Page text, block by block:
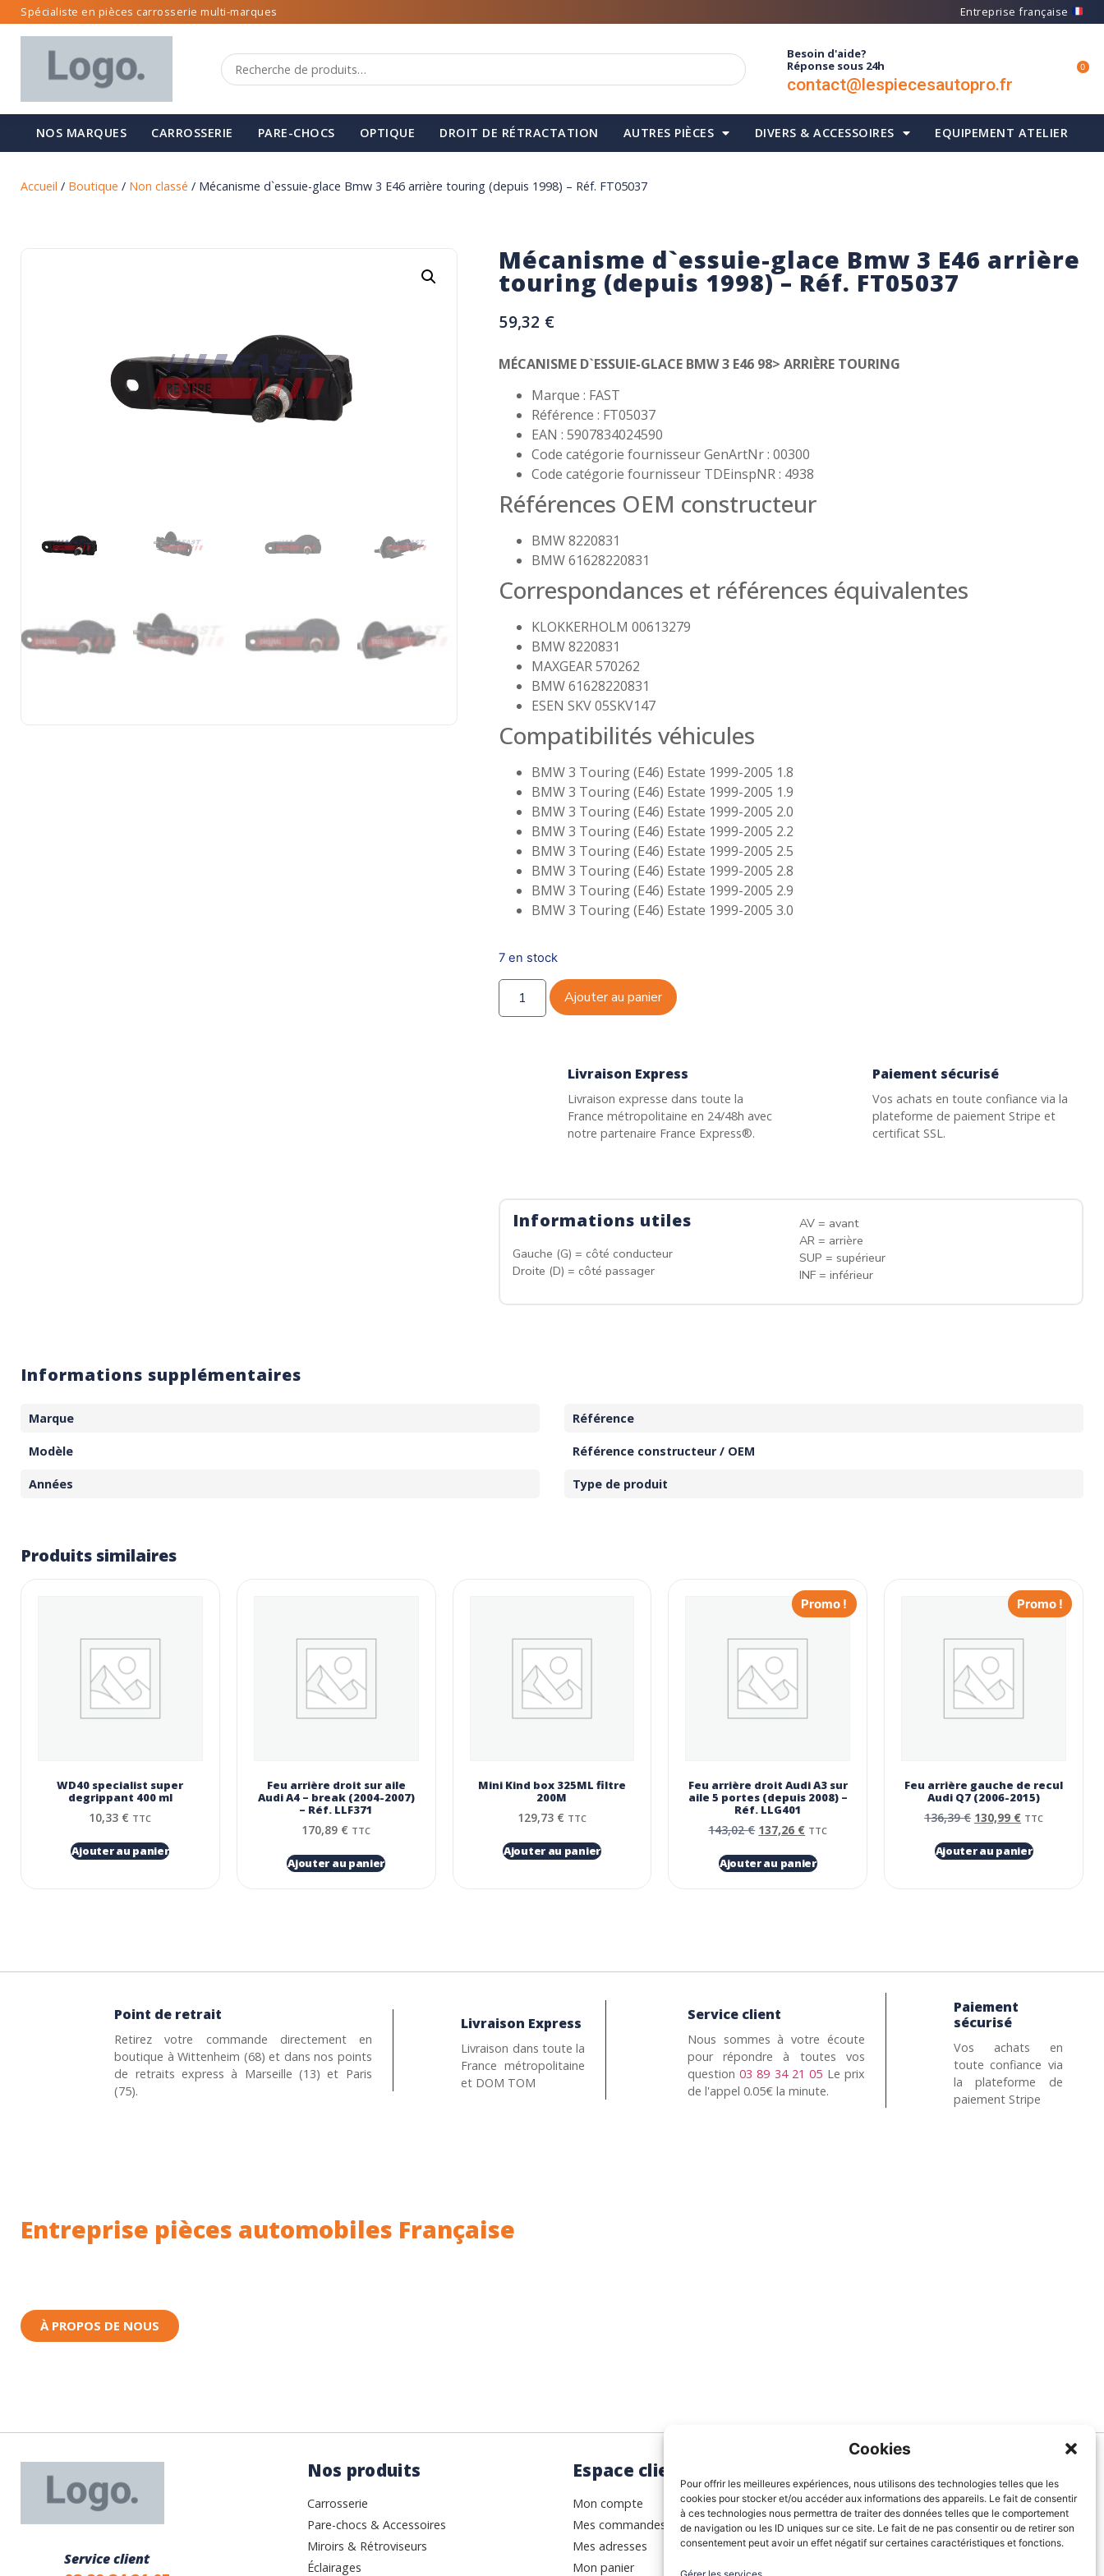
Cookies
Pour offrir les meilleures expériences, nous utilisons des technologies telles que les
cookies pour stocker et/ou accéder aux informations des appareils. Le fait de consentir
à ces technologies nous permettra de traiter des données telles que le comportement
de navigation ou les ID uniques sur ce site. Le fait de ne pas consentir ou de retirer son
consentement peut avoir un effet négatif sur certaines caractéristiques et fonctions.
Spécialiste en pièces carrosserie multi-marques Entreprise française
Besoin d'aide?
Réponse sous 24h
contact@lespiecesautopro.fr
0
NOS MARQUES CARROSSERIE PARE-CHOCS OPTIQUE DROIT DE RÉTRACTATION AUTRES PIÈCES DIVERS & ACCESSOIRES EQUIPEMENT ATELIER
Accueil / Boutique / Non classé / Mécanisme d`essuie-glace Bmw 3 E46 arrière touring (depuis 1998) – Réf. FT05037
Mécanisme d`essuie-glace Bmw 3 E46 arrière
touring (depuis 1998) – Réf. FT05037
59,32 €
MÉCANISME D`ESSUIE-GLACE BMW 3 E46 98> ARRIÈRE TOURING
Marque : FAST
Référence : FT05037
EAN : 5907834024590
Code catégorie fournisseur GenArtNr : 00300
Code catégorie fournisseur TDEinspNR : 4938
Références OEM constructeur
BMW 8220831
BMW 61628220831
Correspondances et références équivalentes
KLOKKERHOLM 00613279
BMW 8220831
MAXGEAR 570262
BMW 61628220831
ESEN SKV 05SKV147
Compatibilités véhicules
BMW 3 Touring (E46) Estate 1999-2005 1.8
BMW 3 Touring (E46) Estate 1999-2005 1.9
BMW 3 Touring (E46) Estate 1999-2005 2.0
BMW 3 Touring (E46) Estate 1999-2005 2.2
BMW 3 Touring (E46) Estate 1999-2005 2.5
BMW 3 Touring (E46) Estate 1999-2005 2.8
BMW 3 Touring (E46) Estate 1999-2005 2.9
BMW 3 Touring (E46) Estate 1999-2005 3.0
7 en stock
Ajouter au panier
Livraison Express
Livraison expresse dans toute la
France métropolitaine en 24/48h avec
notre partenaire France Express®.
Paiement sécurisé
Vos achats en toute confiance via la
plateforme de paiement Stripe et
certificat SSL.
Informations utiles
Gauche (G) = côté conducteur
Droite (D) = côté passager
AV = avant
AR = arrière
SUP = supérieur
INF = inférieur
Informations supplémentaires
Marque Référence
Modèle Référence constructeur / OEM
Années Type de produit
Produits similaires
WD40 specialist super
degrippant 400 ml
10,33 € TTC
Ajouter au panier
Feu arrière droit sur aile
Audi A4 – break (2004-2007)
– Réf. LLF371
170,89 € TTC
Ajouter au panier
Mini Kind box 325ML filtre
200Μ
129,73 € TTC
Ajouter au panier
Promo !
Feu arrière droit Audi A3 sur
aile 5 portes (depuis 2008) –
Réf. LLG401
143,02€ 137,26 € TTC
Ajouter au panier
Promo !
Feu arrière gauche de recul
Audi Q7 (2006-2015)
136,39€ 130,99 € TTC
Ajouter au panier
Point de retrait
Retirez votre commande directement en
boutique à Wittenheim (68) et dans nos points
de retraits express à Marseille (13) et Paris
(75).
Livraison Express
Livraison dans toute la
France métropolitaine
et DOM TOM
Service client
Nous sommes à votre écoute
pour répondre à toutes vos
question03 89 34 21 05 Le prix
de l'appel 0.05€ la minute.
Paiement
sécurisé
Vos achats en
toute confiance via
la plateforme de
paiement Stripe
Entreprise pièces automobiles Française
À PROPOS DE NOUS
Service client
Nos produits
Carrosserie
Pare-chocs & Accessoires
Miroirs & Rétroviseurs
Éclairages
Espace client
Mon compte
Mes commandes
Mes adresses
Mon panier
À Propos de nous
Blog
Contactez-nous